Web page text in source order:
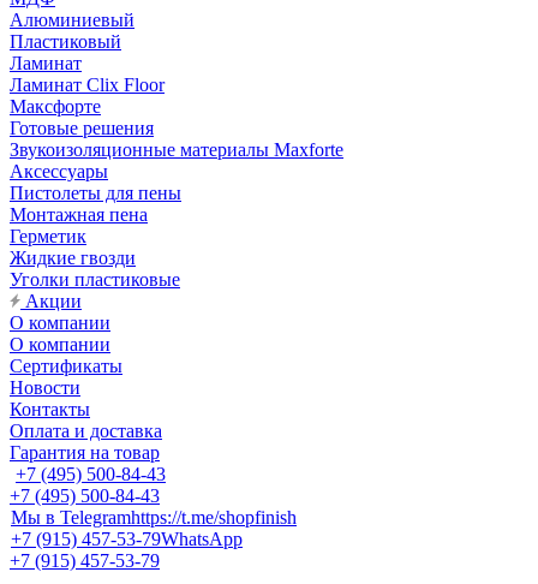
Алюминиевый
Пластиковый
Ламинат
Ламинат Clix Floor
Максфорте
Готовые решения
Звукоизоляционные материалы Maxforte
Аксессуары
Пистолеты для пены
Монтажная пена
Герметик
Жидкие гвозди
Уголки пластиковые
Акции
О компании
О компании
Сертификаты
Новости
Контакты
Оплата и доставка
Гарантия на товар
+7 (495) 500-84-43
+7 (495) 500-84-43
Мы в Telegramhttps://t.me/shopfinish
+7 (915) 457-53-79WhatsApp
+7 (915) 457-53-79